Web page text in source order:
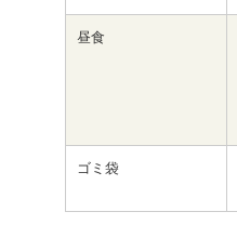
昼食
ゴミ袋